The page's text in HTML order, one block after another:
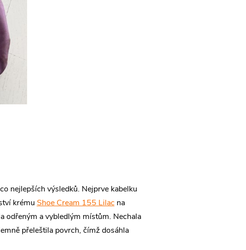
nejlepších výsledků. Nejprve kabelku
krému Shoe Cream 155 Lilac na
odřeným a vybledlým místům. Nechala
přeleštila povrch, čímž dosáhla